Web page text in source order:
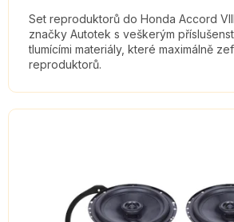
Set reproduktorů do Honda Accord
značky Autotek s veškerým
tlumícími materiály, které maximálně
reproduktorů.